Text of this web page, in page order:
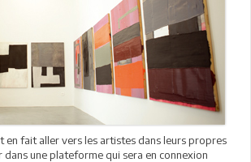
fait aller vers les artistes dans leurs propres
dans une plateforme qui sera en connexion